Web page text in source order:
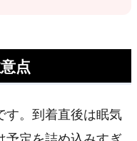
点
す。到着直後は眠気